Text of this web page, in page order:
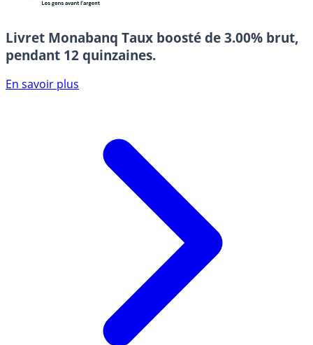
Livret Monabanq Taux boosté de 3.00% brut,
pendant 12 quinzaines.
En savoir plus